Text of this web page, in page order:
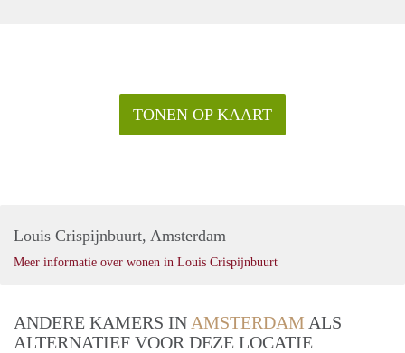
TONEN OP KAART
Louis Crispijnbuurt, Amsterdam
Meer informatie over wonen in Louis Crispijnbuurt
ANDERE KAMERS IN AMSTERDAM ALS
ALTERNATIEF VOOR DEZE LOCATIE